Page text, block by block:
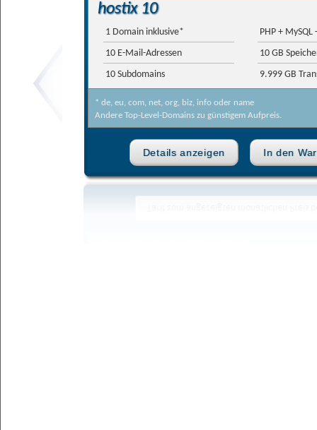
hostix 10
1 Domain inklusive*
10 E-Mail-Adressen
10 Subdomains
PHP + MySQL
10 GB
9.999 GB
* de, eu, com, net, org, biz, info oder name
Andere Top-Level-Domains zu günstigem Aufpreis.
Details anzeigen In den